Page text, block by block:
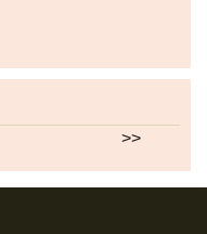
>>